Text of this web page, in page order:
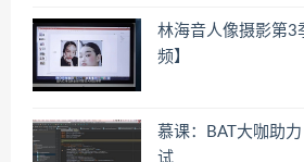
林海音人像摄影第3
频】
慕课：BAT大咖助
试